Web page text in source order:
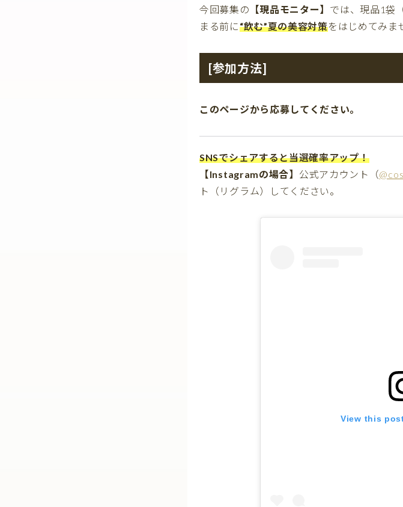
今回募集の 【現品モニター】 では、現品1袋
まる前に“飲む”夏の美容対策をはじめてみま
[参加方法]
このページから応募してください。
SNSでシェアすると当選確率アップ！
【Instagramの場合】 公式アカウント（
ト（リグラム）してください。
View this